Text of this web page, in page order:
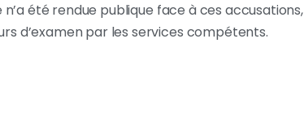
été rendue publique face à ces accusations,
d’examen par les services compétents.